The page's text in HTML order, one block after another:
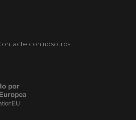
con nosotros